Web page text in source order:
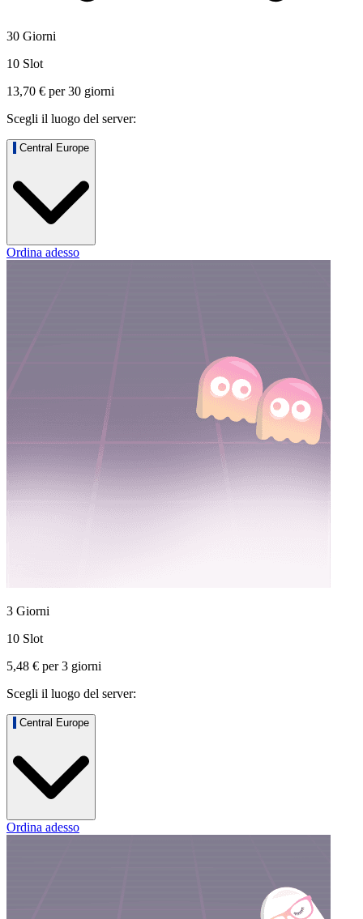
30 Giorni
10 Slot
13,70 € per30 giorni
Scegli il luogo del server:
Central Europe
Ordina adesso
3 Giorni
10 Slot
5,48 € per3 giorni
Scegli il luogo del server:
Central Europe
Ordina adesso